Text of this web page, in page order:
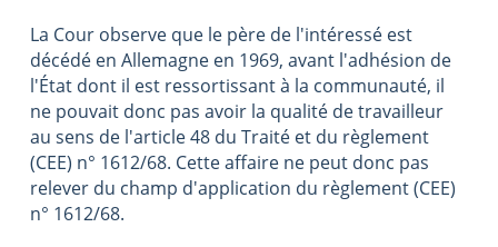
La Cour observe que le père de l'intéressé est
décédé en Allemagne en 1969, avant l'adhésion de
l'État dont il est ressortissant à la communauté, il
ne pouvait donc pas avoir la qualité de travailleur
au sens de l'article 48 du Traité et du règlement
(CEE) n° 1612/68. Cette affaire ne peut donc pas
relever du champ d'application du règlement (CEE)
n° 1612/68.